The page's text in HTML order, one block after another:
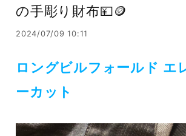
の手彫り財布💴🪙
2024/07/09 10:11
ロングビルフォールド エ
ーカット